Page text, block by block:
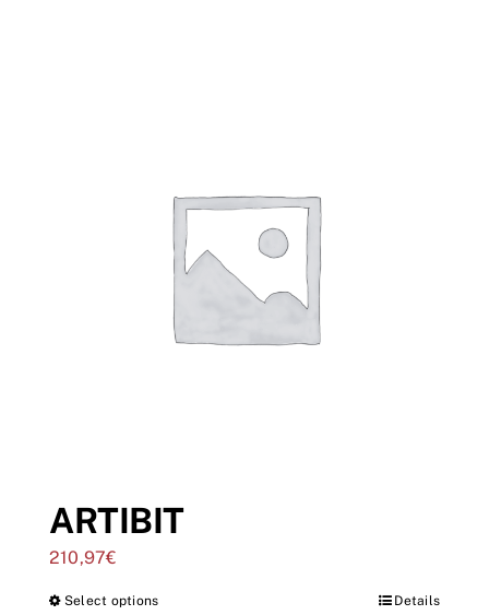
ARTIBIT
210,97€
Select options Details